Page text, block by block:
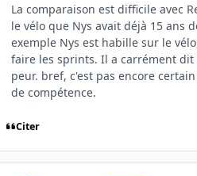
La comparaison est difficile avec
le vélo que Nys avait déjà 15 ans
exemple Nys est habille sur le
faire les sprints. Il a carrément
peur. bref, c'est pas encore
de compétence.
Citer